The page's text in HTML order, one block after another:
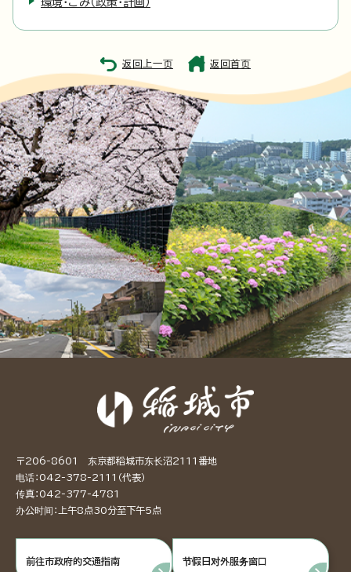
環境・ごみ（政策・計画）
返回上一页 返回首页
〒206-8601 东京都稻城市东长沼2111番地
电话：042-378-2111（代表）
传真：042-377-4781
办公时间：上午8点30分至下午5点
前往市政府的交通指南 节假日对外服务窗口